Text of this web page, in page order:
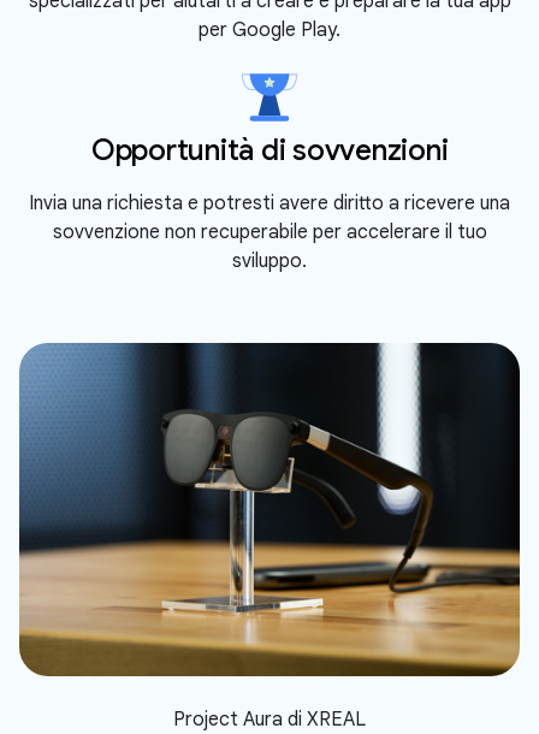
per Google Play.
Opportunità di sovvenzioni
Invia una richiesta e potresti avere diritto a ricevere una
sovvenzione non recuperabile per accelerare il tuo
sviluppo.
Project Aura di XREAL